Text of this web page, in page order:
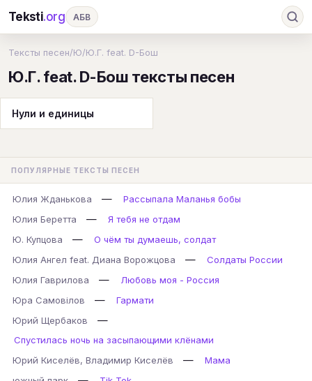
Teksti.org АБВ
И К Л М Н О П
Т У Ф Х Ц
Я En A B C
H I J K L M N O P
Q R S T U V W X Y
Тексты песен/Ю/Ю.Г. feat. D-Бош
Ю.Г. feat. D-Бош тексты песен
Нули и единицы
ПОПУЛЯРНЫЕ ТЕКСТЫ ПЕСЕН
Юлия Жданькова —
Рассыпала Маланья бобы
Юлия Беретта
—
Я тебя не отдам
Ю. Купцова
—
О чём ты думаешь, солдат
Юлия Ангел feat. Диана Ворожцова
—
Солдаты России
Юлия Гаврилова
—
Любовь моя - Россия
Юра Самовілов
—
Гармати
Юрий Щербаков
—
Спустилась ночь на засыпающими клёнами
Юрий Киселёв, Владимир Киселёв
—
Мама